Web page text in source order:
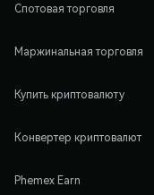
Спотовая торговля
Маржинальная торговля
Купить криптовалюту
Конвертер криптовалют
Phemex Earn